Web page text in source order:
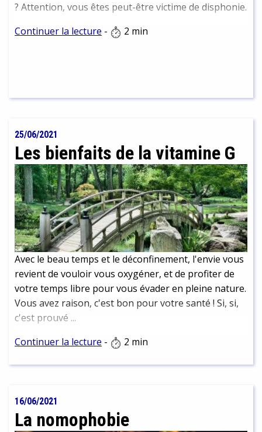
? Attention, vous êtes peut-être victime de disphonie.
Continuer la lecture - 2 min
25/06/2021
Les bienfaits de la vitamine G
Avec le beau temps et le déconfinement, l'envie vous
revient de vouloir vous oxygéner, et de profiter de
votre temps libre pour vous évader en pleine nature.
Vous avez raison, c'est bon pour votre santé ! Si, si,
c'est prouvé ...
Continuer la lecture - 2 min
16/06/2021
La nomophobie